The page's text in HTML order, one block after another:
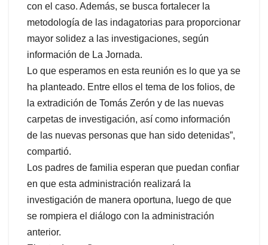
con el caso. Además, se busca fortalecer la
metodología de las indagatorias para proporcionar
mayor solidez a las investigaciones, según
información de La Jornada.
Lo que esperamos en esta reunión es lo que ya se
ha planteado. Entre ellos el tema de los folios, de
la extradición de Tomás Zerón y de las nuevas
carpetas de investigación, así como información
de las nuevas personas que han sido detenidas”,
compartió.
Los padres de familia esperan que puedan confiar
en que esta administración realizará la
investigación de manera oportuna, luego de que
se rompiera el diálogo con la administración
anterior.